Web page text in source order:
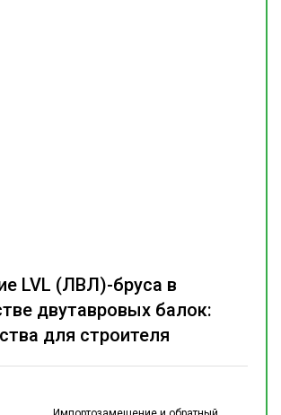
LVL (ЛВЛ)-бруса в
двутавровых балок:
для строителя